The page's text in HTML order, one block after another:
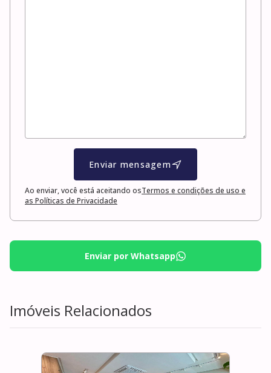
Enviar mensagem
Ao enviar, você está aceitando osTermos e condições de uso e
as Políticas de Privacidade
Enviar por Whatsapp
Imóveis Relacionados